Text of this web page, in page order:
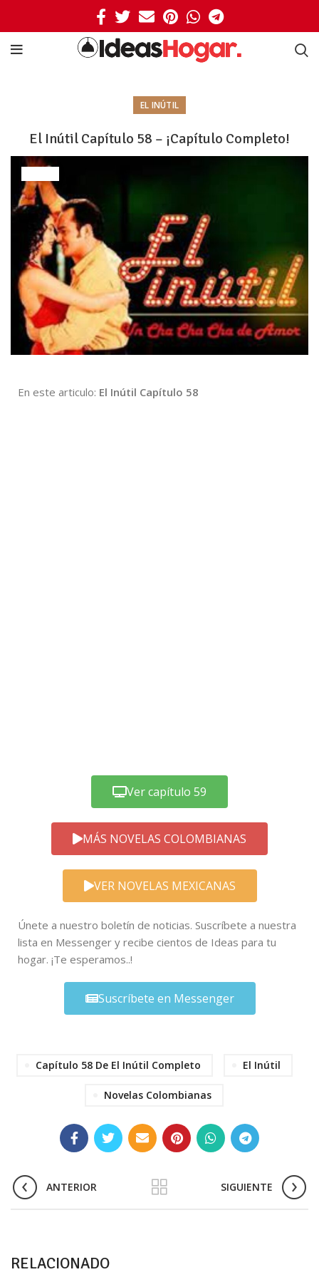
EL INÚTIL
El Inútil Capítulo 58 – ¡Capítulo Completo!
En este articulo: El Inútil Capítulo 58
Ver capítulo 59
MÁS NOVELAS COLOMBIANAS
VER NOVELAS MEXICANAS
Únete a nuestro boletín de noticias. Suscríbete a nuestra
lista en Messenger y recibe cientos de Ideas para tu
hogar. ¡Te esperamos..!
Suscríbete en Messenger
Capítulo 58 De El Inútil Completo El Inútil
Novelas Colombianas
ANTERIOR SIGUIENTE
RELACIONADO